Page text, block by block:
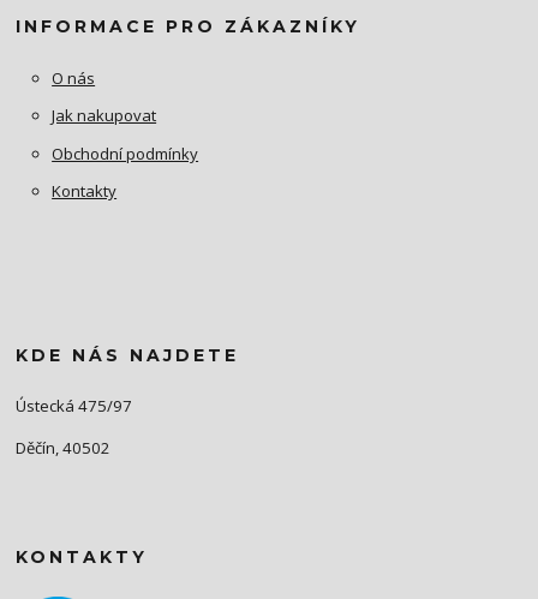
INFORMACE PRO ZÁKAZNÍKY
O nás
Jak nakupovat
Obchodní podmínky
Kontakty
KDE NÁS NAJDETE
Ústecká 475/97
Děčín, 40502
KONTAKTY